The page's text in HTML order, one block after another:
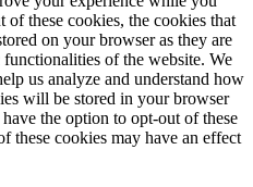
these cookies, the cookies that
on your browser as they are
of the website. We
us analyze and understand how
will be stored in your browser
the option to opt-out of these
these cookies may have an effect